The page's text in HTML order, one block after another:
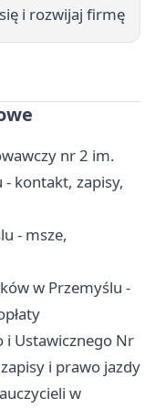
i rozwijaj firmę
nr 2 im.
- kontakt, zapisy,
- msze,
w Przemyślu -
i Ustawicznego Nr
i prawo jazdy
w